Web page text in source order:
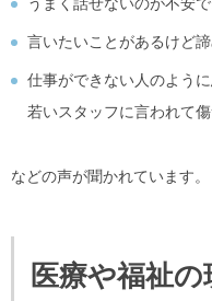
うまく話せないのが不安
言いたいことがあるけど
仕事ができない人のよう
若いスタッフに言われて傷
などの声が聞かれています。
医療や福祉